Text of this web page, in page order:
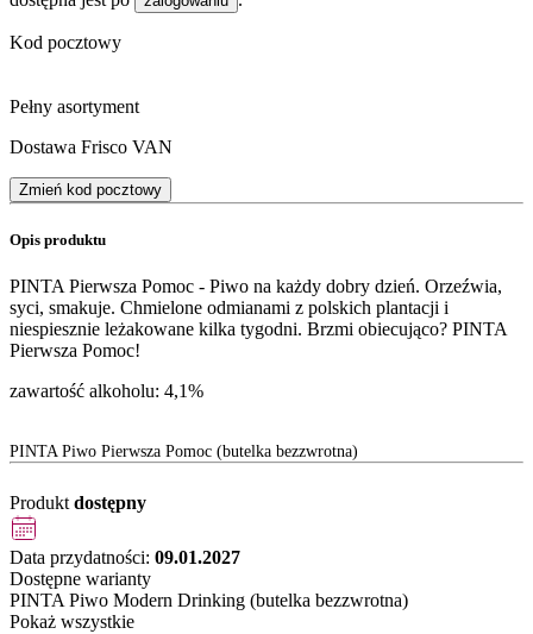
Kod pocztowy
Pełny asortyment
Dostawa Frisco VAN
Zmień kod pocztowy
Opis produktu
PINTA Pierwsza Pomoc - Piwo na każdy dobry dzień. Orzeźwia,
syci, smakuje. Chmielone odmianami z polskich plantacji i
niespiesznie leżakowane kilka tygodni. Brzmi obiecująco? PINTA
Pierwsza Pomoc!
zawartość alkoholu: 4,1%
PINTA Piwo Pierwsza Pomoc (butelka bezzwrotna)
Produkt dostępny
Data przydatności: 09.01.2027
Dostępne warianty
PINTA Piwo Modern Drinking (butelka bezzwrotna)
Pokaż wszystkie